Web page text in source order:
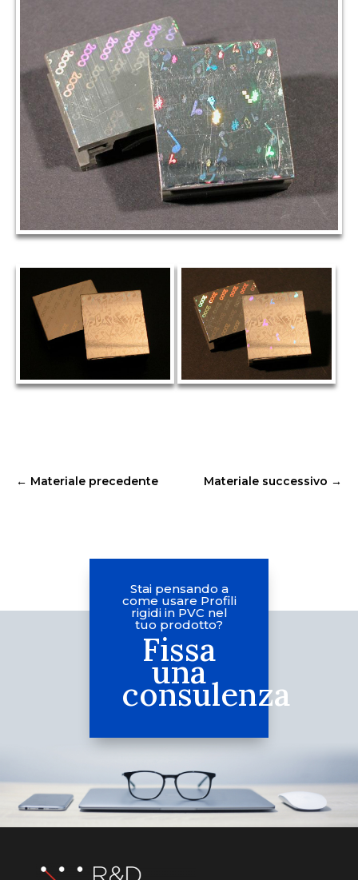
← Materiale precedente Materiale successivo →
Stai pensando a
come usare Profili
rigidi in PVC nel
tuo prodotto?
Fissa
una
consulenza